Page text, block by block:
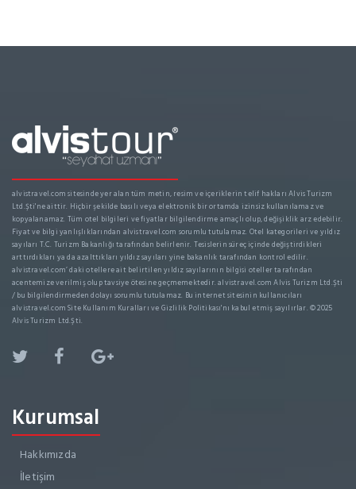
alvistravel.com sitesinde yer alan tüm metin, resim ve içeriklerin telif hakları Alvis Turizm
Ltd.Şti'ne aittir. Hiçbir şekilde basılı veya elektronik bir ortamda izinsiz kullanılamaz ve
kopyalanamaz. Tüm otel bilgileri ve fiyatlar bilgilendirme amaçlı olup, değişiklik arz edebilir.
Fiyat ve bilgi yanlışlıklarından alvistravel.com sorumlu tutulamaz. Otel kategorileri ve yıldız
sayıları T.C. Turizm Bakanlığı tarafından belirlenir. Tesislerin süreç içinde değiştirdikleri
arttırdıkları ya da azalttıkları yıldız sayıları yine bakanlık tarafından kontrol edilir.
alvistravel.com’ daki otellere ait belirtilen yıldız sayılarının bilgisi oteller tarafından
acentemize verilmiş olup tavsiye ötesine geçmemektedir. alvistravel.com Alvis Turizm Ltd.Şti
/ bu bilgilendirmeden dolayı sorumlu tutulamaz. Bu internet sitesinin kullanıcıları
alvistravel.com Site Kullanım Kuralları ve Gizlilik Politikası'nı kabul etmiş sayılırlar. © 2025
Alvis Turizm Ltd.Şti.
Kurumsal
Hakkımızda
İletişim